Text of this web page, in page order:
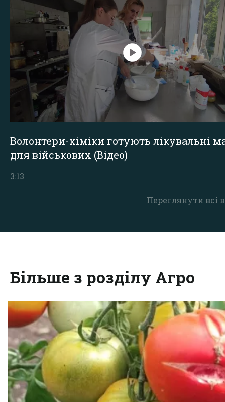
Переглянути всі
Волонтери-хіміки готують лікувальні
для військових (Відео)
3:13
Більше з розділу Агро